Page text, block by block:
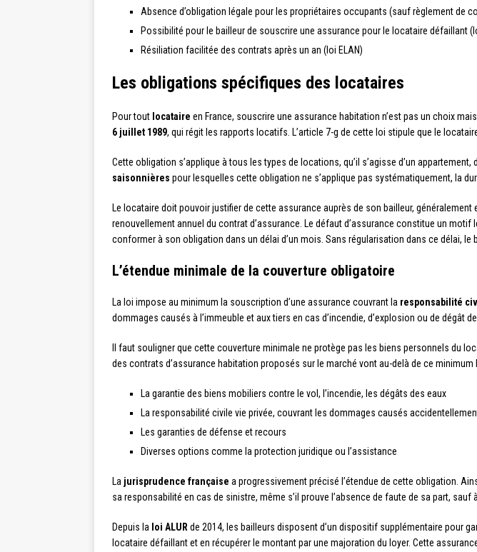
Absence d’obligation légale pour les propriétaires occupants (sauf règlement de
Possibilité pour le bailleur de souscrire une assurance pour le locataire défaillant
Résiliation facilitée des contrats après un an (loi ELAN)
Les obligations spécifiques des locataires
Pour tout locataire en France, souscrire une assurance habitation n’est pas un choix
6 juillet 1989, qui régit les rapports locatifs. L’article 7-g de cette loi stipule que le
Cette obligation s’applique à tous les types de locations, qu’il s’agisse d’un
saisonnières pour lesquelles cette obligation ne s’applique pas systématiquement, la
Le locataire doit pouvoir justifier de cette assurance auprès de son bailleur, généralement
renouvellement annuel du contrat d’assurance. Le défaut d’assurance constitue un motif
conformer à son obligation dans un délai d’un mois. Sans régularisation dans ce délai, le
L’étendue minimale de la couverture obligatoire
La loi impose au minimum la souscription d’une assurance couvrant la responsabilité
dommages causés à l’immeuble et aux tiers en cas d’incendie, d’explosion ou de dégât
Il faut souligner que cette couverture minimale ne protège pas les biens personnels du
des contrats d’assurance habitation proposés sur le marché vont au-delà de ce
La garantie des biens mobiliers contre le vol, l’incendie, les dégâts des eaux
La responsabilité civile vie privée, couvrant les dommages causés
Les garanties de défense et recours
Diverses options comme la protection juridique ou l’assistance
La jurisprudence française a progressivement précisé l’étendue de cette obligation.
sa responsabilité en cas de sinistre, même s’il prouve l’absence de faute de sa part,
Depuis la loi ALUR de 2014, les bailleurs disposent d’un dispositif supplémentaire pour
locataire défaillant et en récupérer le montant par une majoration du loyer. Cette